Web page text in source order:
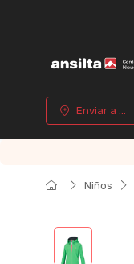
Enviar a ...
Niños